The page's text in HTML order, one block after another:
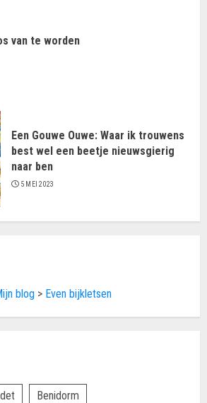
van te worden
Een Gouwe Ouwe: Waar ik trouwens
best wel een beetje nieuwsgierig
naar ben
5 MEI 2023
blog > Even bijkletsen
Benidorm